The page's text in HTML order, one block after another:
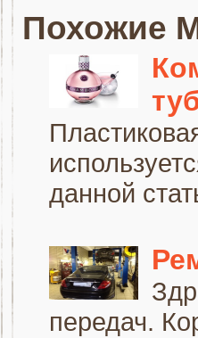
Похожие
данной
передач.